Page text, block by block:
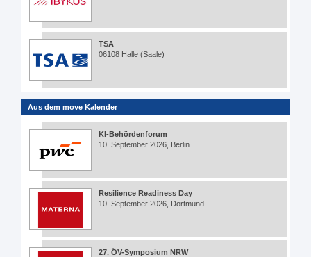
TSA
06108 Halle (Saale)
Aus dem move Kalender
KI-Behördenforum
10. September 2026, Berlin
Resilience Readiness Day
10. September 2026, Dortmund
27. ÖV-Symposium NRW